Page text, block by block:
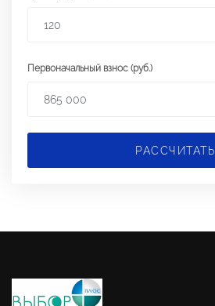
Первоначальный взнос (руб.)
РАССЧИТАТЬ